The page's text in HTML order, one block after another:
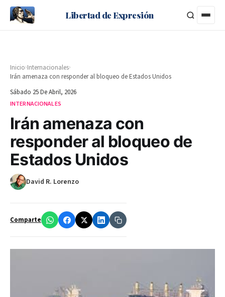
Libertad de Expresión
Inicio›Internacionales›
Irán amenaza con responder al bloqueo de Estados Unidos
Sábado 25 De Abril, 2026
INTERNACIONALES
Irán amenaza con
responder al bloqueo de
Estados Unidos
David R. Lorenzo
Comparte